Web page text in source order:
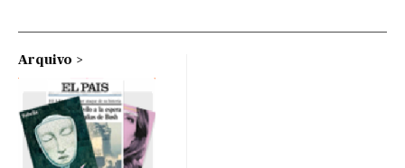
Arquivo